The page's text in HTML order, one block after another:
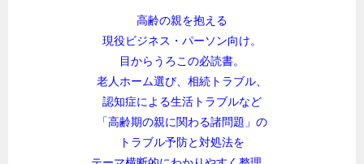
医療関連科学部門で１位
高齢の親を抱える
現役ビジネス・パーソン向け。
目からうろこの必読書。
老人ホーム選び、相続トラブル、
認知症による生活トラブルなど